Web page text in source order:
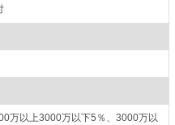
万以上3000万以下5％、3000万以